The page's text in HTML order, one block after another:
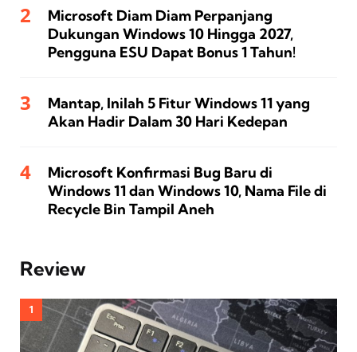
Microsoft Diam Diam Perpanjang
Dukungan Windows 10 Hingga 2027,
Pengguna ESU Dapat Bonus 1 Tahun!
Mantap, Inilah 5 Fitur Windows 11 yang
Akan Hadir Dalam 30 Hari Kedepan
Microsoft Konfirmasi Bug Baru di
Windows 11 dan Windows 10, Nama File di
Recycle Bin Tampil Aneh
Review